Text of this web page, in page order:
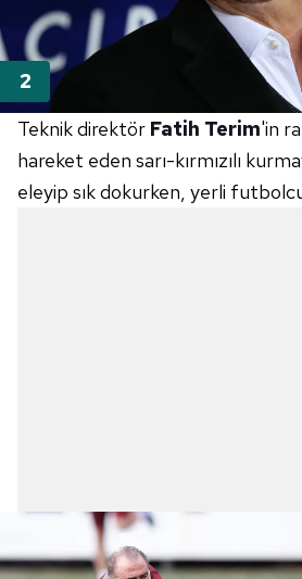
Teknik direktör Fatih Terim'in
hareket eden sarı-kırmızılı
eleyip sık dokurken, yerli